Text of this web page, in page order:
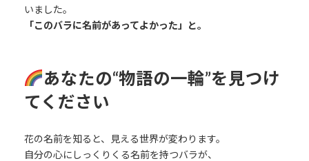
いました。
「このバラに名前があってよかった」と。
あなたの“物語の一輪”を見つけ
てください
花の名前を知ると、見える世界が変わります。
自分の心にしっくりくる名前を持つバラが、